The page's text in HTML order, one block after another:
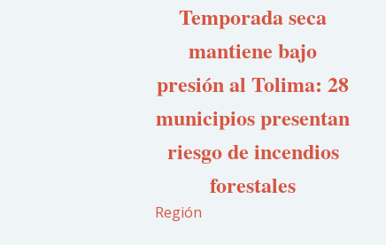
Temporada seca
mantiene bajo
presión al Tolima: 28
municipios presentan
riesgo de incendios
forestales
Región